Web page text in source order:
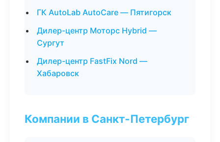
ГК AutoLab AutoCare — Пятигорск
Дилер-центр Моторс Hybrid —
Сургут
Дилер-центр FastFix Nord —
Хабаровск
Компании в Санкт-Петербург